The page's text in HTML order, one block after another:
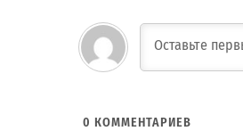
0 КОММЕНТАРИЕВ